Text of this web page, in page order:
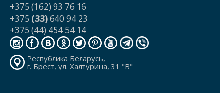
+375 (162) 93 76 16
+375 (33)640 94 23
+375 (44) 454 54 14
Республика Беларусь,
г. Брест, ул. Халтурина, 31 "В"